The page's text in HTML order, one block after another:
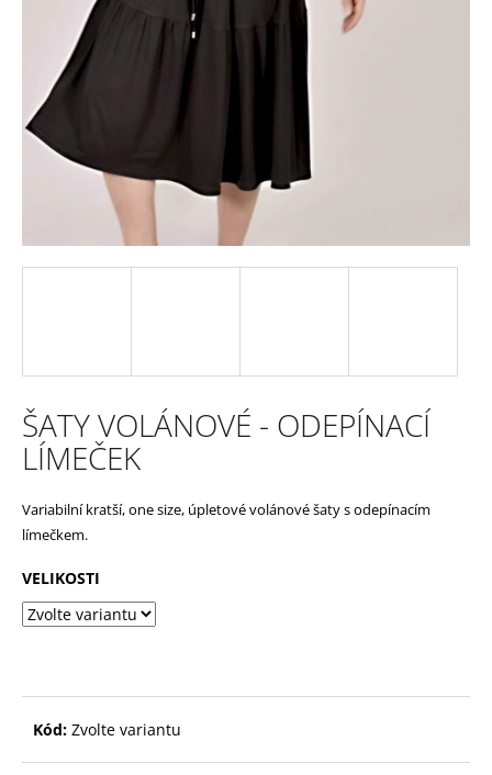
ŠATY VOLÁNOVÉ - ODEPÍNACÍ
LÍMEČEK
Variabilní kratší, one size, úpletové volánové šaty s odepínacím
límečkem.
VELIKOSTI
Kód: Zvolte variantu
j
D
p
o
r
u
u
e